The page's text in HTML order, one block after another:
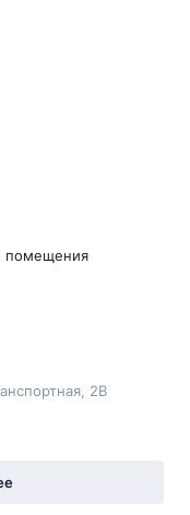
помещения
, 2В